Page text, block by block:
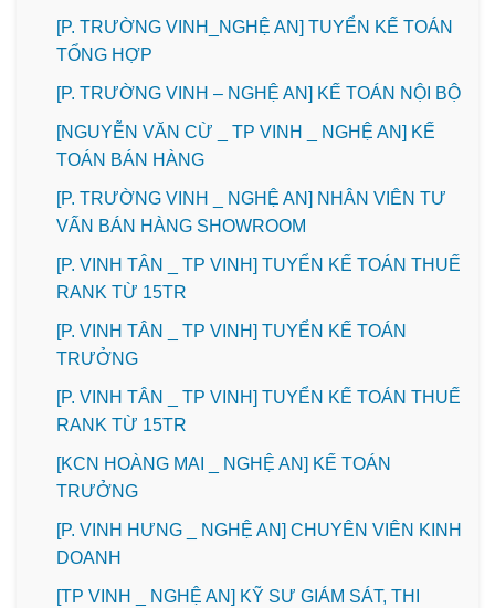
[P. TRƯỜNG VINH_NGHỆ AN] TUYỂN KẾ TOÁN
TỔNG HỢP
[P. TRƯỜNG VINH – NGHỆ AN] KẾ TOÁN NỘI BỘ
[NGUYỄN VĂN CỪ _ TP VINH _ NGHỆ AN] KẾ
TOÁN BÁN HÀNG
[P. TRƯỜNG VINH _ NGHỆ AN] NHÂN VIÊN TƯ
VẤN BÁN HÀNG SHOWROOM
[P. VINH TÂN _ TP VINH] TUYỂN KẾ TOÁN THUẾ
RANK TỪ 15TR
[P. VINH TÂN _ TP VINH] TUYỂN KẾ TOÁN
TRƯỞNG
[P. VINH TÂN _ TP VINH] TUYỂN KẾ TOÁN THUẾ
RANK TỪ 15TR
️[KCN HOÀNG MAI _ NGHỆ AN] KẾ TOÁN
TRƯỞNG
️[P. VINH HƯNG _ NGHỆ AN] CHUYÊN VIÊN KINH
DOANH
[TP VINH _ NGHỆ AN] KỸ SƯ GIÁM SÁT, THI